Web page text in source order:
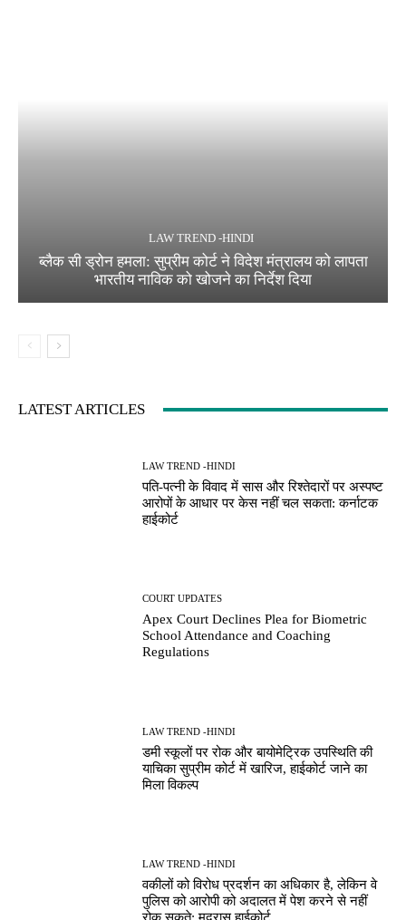
LAW TREND -HINDI
ब्लैक सी ड्रोन हमला: सुप्रीम कोर्ट ने विदेश मंत्रालय को लापता
भारतीय नाविक को खोजने का निर्देश दिया
LATEST ARTICLES
LAW TREND -HINDI
पति-पत्नी के विवाद में सास और रिश्तेदारों पर अस्पष्ट
आरोपों के आधार पर केस नहीं चल सकता: कर्नाटक
हाईकोर्ट
COURT UPDATES
Apex Court Declines Plea for Biometric
School Attendance and Coaching
Regulations
LAW TREND -HINDI
डमी स्कूलों पर रोक और बायोमेट्रिक उपस्थिति की
याचिका सुप्रीम कोर्ट में खारिज, हाईकोर्ट जाने का
मिला विकल्प
LAW TREND -HINDI
वकीलों को विरोध प्रदर्शन का अधिकार है, लेकिन वे
पुलिस को आरोपी को अदालत में पेश करने से नहीं